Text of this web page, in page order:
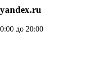
до 20:00